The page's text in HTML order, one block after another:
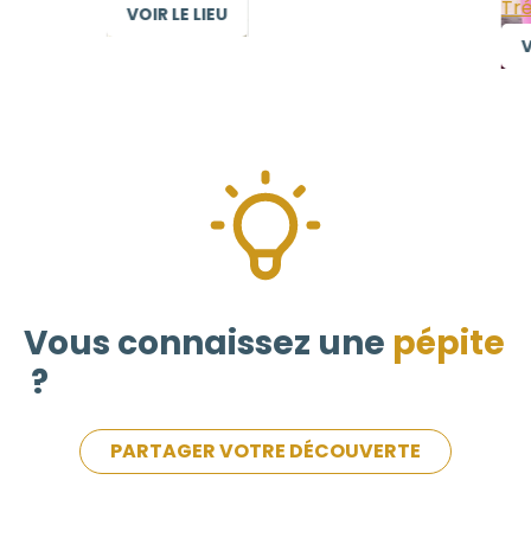
VOIR LE LIEU
Vous connaissez une pépite
?
PARTAGER VOTRE DÉCOUVERTE